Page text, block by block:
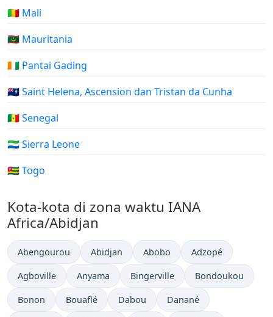
🇲🇱 Mali
🇲🇷 Mauritania
🇨🇮 Pantai Gading
🇸🇭 Saint Helena, Ascension dan Tristan da Cunha
🇸🇳 Senegal
🇸🇱 Sierra Leone
🇹🇬 Togo
Kota-kota di zona waktu IANA
Africa/Abidjan
Abengourou Abidjan Abobo Adzopé
Agboville Anyama Bingerville Bondoukou
Bonon Bouaflé Dabou Danané